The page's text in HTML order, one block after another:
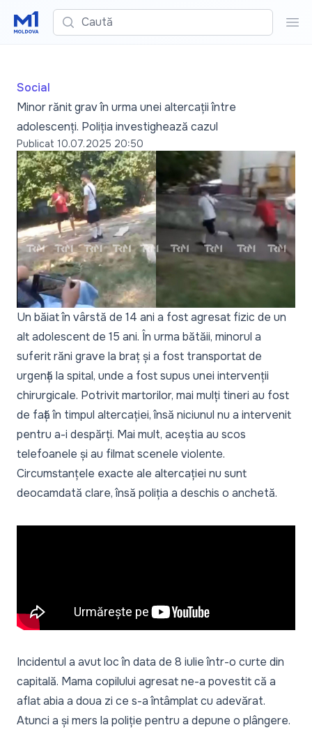
Caută
Social
Minor rănit grav în urma unei altercații între
adolescenți. Poliția investighează cazul
Publicat 10.07.2025 20:50
Un băiat în vârstă de 14 ani a fost agresat fizic de un
alt adolescent de 15 ani. În urma bătăii, minorul a
suferit răni grave la braț și a fost transportat de
urgență la spital, unde a fost supus unei intervenții
chirurgicale. Potrivit martorilor, mai mulți tineri au fost
de față în timpul altercației, însă niciunul nu a intervenit
pentru a-i despărți. Mai mult, aceștia au scos
telefoanele și au filmat scenele violente.
Circumstanțele exacte ale altercației nu sunt
deocamdată clare, însă poliția a deschis o anchetă.
Incidentul a avut loc în data de 8 iulie într-o curte din
capitală. Mama copilului agresat ne-a povestit că a
aflat abia a doua zi ce s-a întâmplat cu adevărat.
Atunci a și mers la poliție pentru a depune o plângere.